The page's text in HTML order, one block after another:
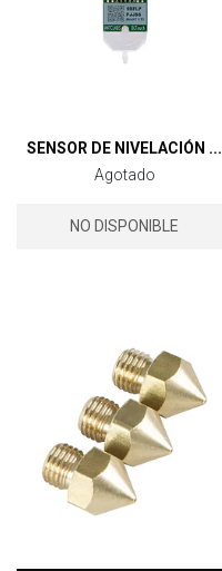
SENSOR DE NIVELACIÓN ...
Agotado
NO DISPONIBLE